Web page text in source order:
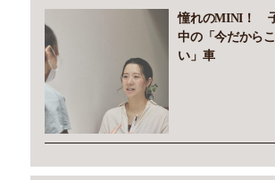
憧れのMINI！
中の「今だから
い」車